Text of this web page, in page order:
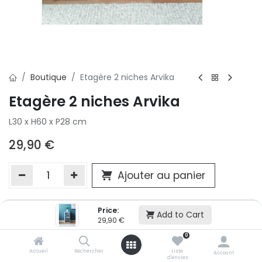
Price:
29,90 € Add to Cart
Accueil Rechercher
0
Liste
d'envies
Account
Boutique Etagère 2 niches Arvika
Etagère 2 niches Arvika
L30 x H60 x P28 cm
29,90 €
Ajouter au panier
Ajouter à la liste d'envie
Si vous ne pouvez pas ajouter cet article dans votre panier
victime de son succès et momentanément indisponible.
renseigner directement dans votre magasin Conforama